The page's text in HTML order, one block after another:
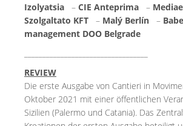
Izolyatsia – CIE Anteprima –
Szolgaltato KFT
– Malý Berlín –
management DOO Belgrade
REVIEW
Die erste Ausgabe von Cantieri in
Oktober 2021 mit einer öffentlichen
Sizilien (Palermo und Catania). Das